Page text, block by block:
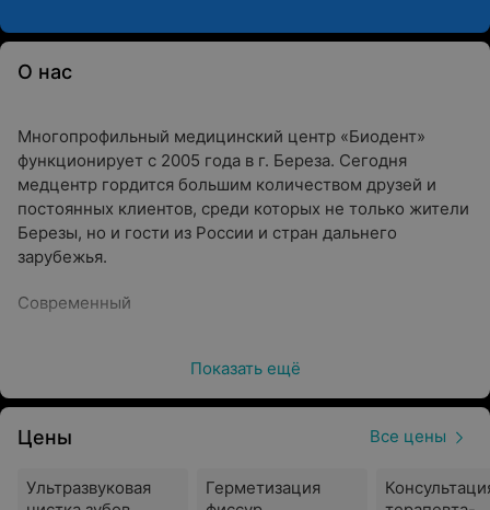
О нас
Многопрофильный медицинский центр «Биодент»
функционирует с 2005 года в г. Береза. Сегодня
медцентр гордится большим количеством друзей и
постоянных клиентов, среди которых не только жители
Березы, но и гости из России и стран дальнего
зарубежья.
Современный
— это обширный переченьуслуг:
Терапевтическая стоматология (профилактика и
Косметический кабинет (чистка лица, массаж и
Показать ещё
Цены Все цены
Ультразвуковая
Герметизация